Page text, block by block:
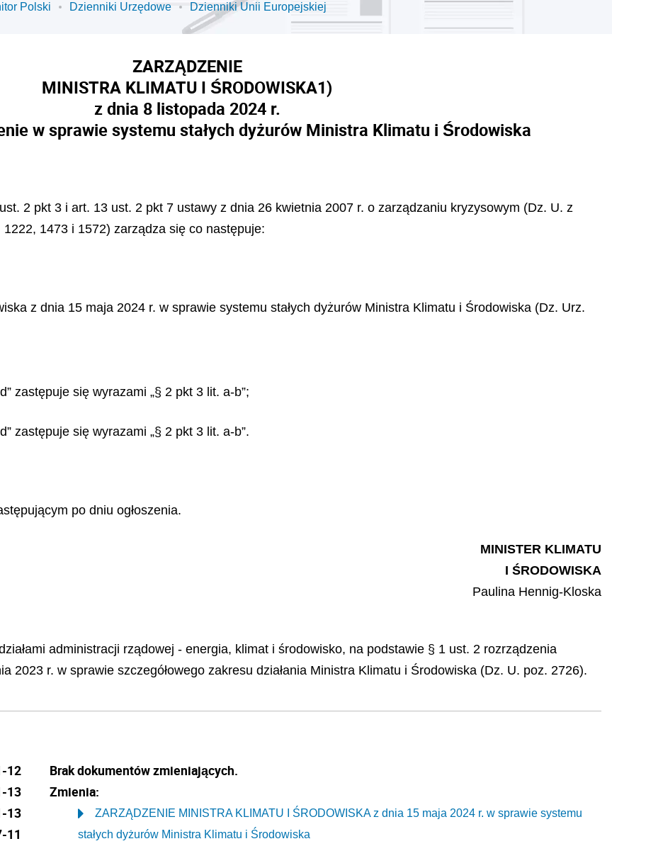
Polski Dzienniki Urzędowe Dzienniki Unii Europejskiej
ZARZĄDZENIE
MINISTRA KLIMATU I ŚRODOWISKA1)
z dnia 8 listopada 2024 r.
w sprawie systemu stałych dyżurów Ministra Klimatu i Środowiska
2 pkt 3 i art. 13 ust. 2 pkt 7 ustawy z dnia 26 kwietnia 2007 r. o zarządzaniu kryzysowym (Dz. U. z
1473 i 1572) zarządza się co następuje:
z dnia 15 maja 2024 r. w sprawie systemu stałych dyżurów Ministra Klimatu i Środowiska (Dz. Urz.
zastępuje się wyrazami „§ 2 pkt 3 lit. a-b”;
zastępuje się wyrazami „§ 2 pkt 3 lit. a-b”.
po dniu ogłoszenia.
MINISTER KLIMATU
I ŚRODOWISKA
Paulina Hennig-Kloska
administracji rządowej - energia, klimat i środowisko, na podstawie § 1 ust. 2 rozrządzenia
2023 r. w sprawie szczegółowego zakresu działania Ministra Klimatu i Środowiska (Dz. U. poz. 2726).
12
13
13
11
Brak dokumentów zmieniających.
Zmienia:
ZARZĄDZENIE MINISTRA KLIMATU I ŚRODOWISKA z dnia 15 maja 2024 r. w sprawie systemu
stałych dyżurów Ministra Klimatu i Środowiska